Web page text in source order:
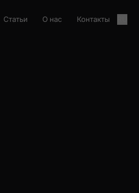
Статьи О нас Контакты